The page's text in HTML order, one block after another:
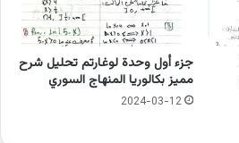
جزء أول وحدة لوغارتم تحليل شرح
مميز بكالوريا المنهاج السوري
2024-03-12